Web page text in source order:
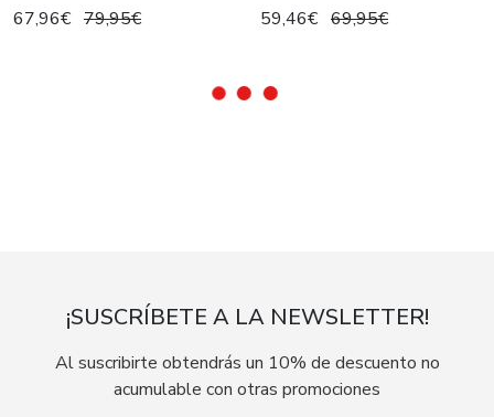
67,96€ 79,95€ 59,46€ 69,95€
¡SUSCRÍBETE A LA NEWSLETTER!
Al suscribirte obtendrás un 10% de descuento no
acumulable con otras promociones